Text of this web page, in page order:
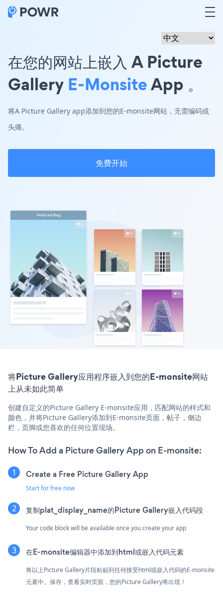
在您的网站上嵌入 A Picture
Gallery E-MonsiteApp 。
将A Picture Gallery app添加到您的E-monsite网站，无需编码或
头痛。
免费开始
将Picture Gallery应用程序嵌入到您的E-monsite网站
上从未如此简单
创建自定义的Picture Gallery E-monsite应用，匹配网站的样式和
颜色，并将Picture Gallery添加到E-monsite页面，帖子，侧边
栏，页脚或您喜欢的任何位置现场。
How To Add a Picture Gallery App on E-monsite:
Create a Free Picture Gallery App
Start for free now
复制plat_display_name的Picture Gallery嵌入代码段
Your code block will be available once you create your app
在E-monsite编辑器中添加到html或嵌入代码元素
将以上Picture Gallery片段粘贴到任何接受html或嵌入代码的E-monsite
元素中。保存，查看实时页面，您的Picture Gallery将出现！